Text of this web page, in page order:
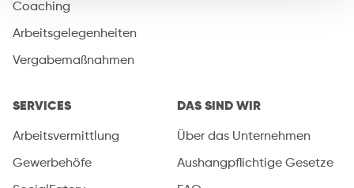
Coaching
Arbeitsgelegenheiten
Vergabemaßnahmen
SERVICES
Arbeitsvermittlung
Gewerbehöfe
DAS SIND WIR
Über das Unternehmen
Aushangpflichtige Gesetze